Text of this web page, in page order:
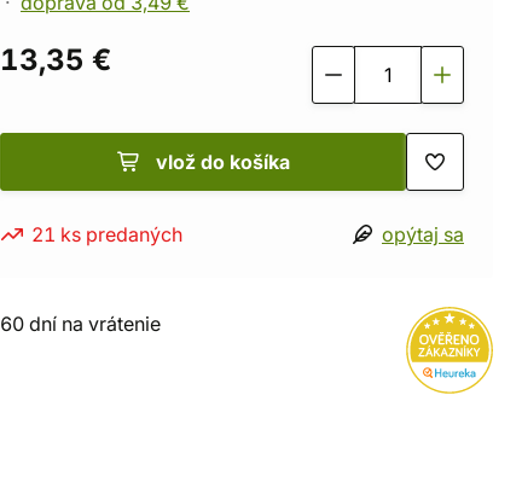
13,35 €
vlož do košíka
21 ks predaných opýtaj sa
60 dní na vrátenie